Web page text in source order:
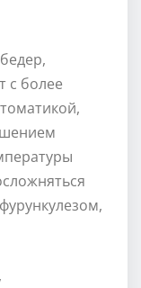
с более